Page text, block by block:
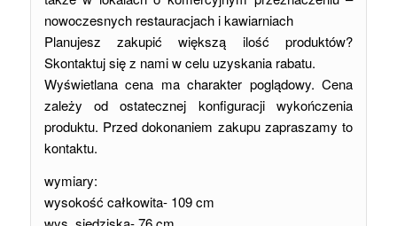
nowoczesnych restauracjach i kawiarniach
Planujesz zakupić większą ilość produktów?
Skontaktuj się z nami w celu uzyskania rabatu.
Wyświetlana cena ma charakter poglądowy. Cena
zależy od ostatecznej konfiguracji wykończenia
produktu. Przed dokonaniem zakupu zapraszamy to
kontaktu.
wymiary:
wysokość całkowita- 109 cm